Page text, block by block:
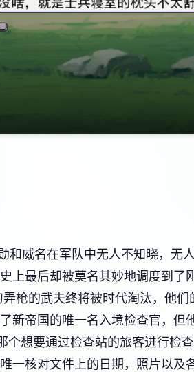
和威名在军队中无人不知晓，无
上最后却被莫名其妙地调度到了
枪的武夫终将被时代淘汰，他
新帝国的唯一名入境检查官，但
想要通过检查站的旅客进行检
一核对文件上的日期，照片以及